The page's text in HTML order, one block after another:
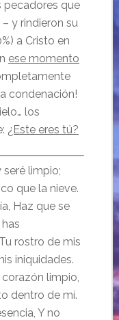
pecadores que
y rindieron su
a Cristo en
ese momento
condenación!
los
¿Este eres tú?
seré limpio;
que la nieve.
Haz que se
rostro de mis
iniquidades.
limpio,
dentro de mí.
Y no